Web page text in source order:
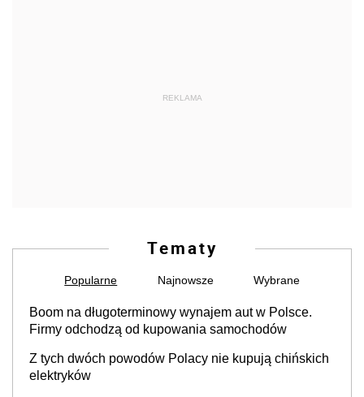
REKLAMA
Tematy
Popularne Najnowsze Wybrane
Boom na długoterminowy wynajem aut w Polsce.
Firmy odchodzą od kupowania samochodów
Z tych dwóch powodów Polacy nie kupują chińskich
elektryków